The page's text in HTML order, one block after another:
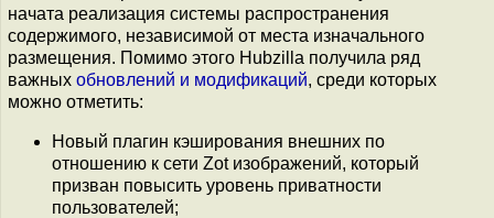
начата реализация системы распространения
содержимого, независимой от места изначального
размещения. Помимо этого Hubzilla получила ряд
важных обновлений и модификаций, среди которых
можно отметить:
Новый плагин кэширования внешних по
отношению к сети Zot изображений, который
призван повысить уровень приватности
пользователей;